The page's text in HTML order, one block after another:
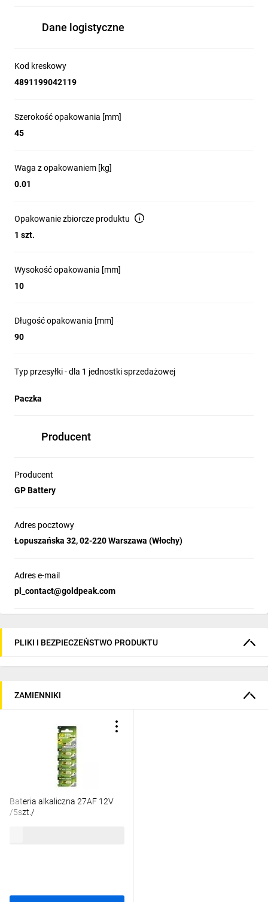
Dane logistyczne
Kod kreskowy
4891199042119
Szerokość opakowania [mm]
45
Waga z opakowaniem [kg]
0.01
Opakowanie zbiorcze produktu
1 szt.
Wysokość opakowania [mm]
10
Długość opakowania [mm]
90
Typ przesyłki - dla 1 jednostki sprzedażowej
Paczka
Producent
Producent
GP Battery
Adres pocztowy
Łopuszańska 32, 02-220 Warszawa (Włochy)
Adres e-mail
pl_contact@goldpeak.com
PLIKI I BEZPIECZEŃSTWO PRODUKTU
ZAMIENNIKI
Bateria alkaliczna 27AF 12V
/5szt./